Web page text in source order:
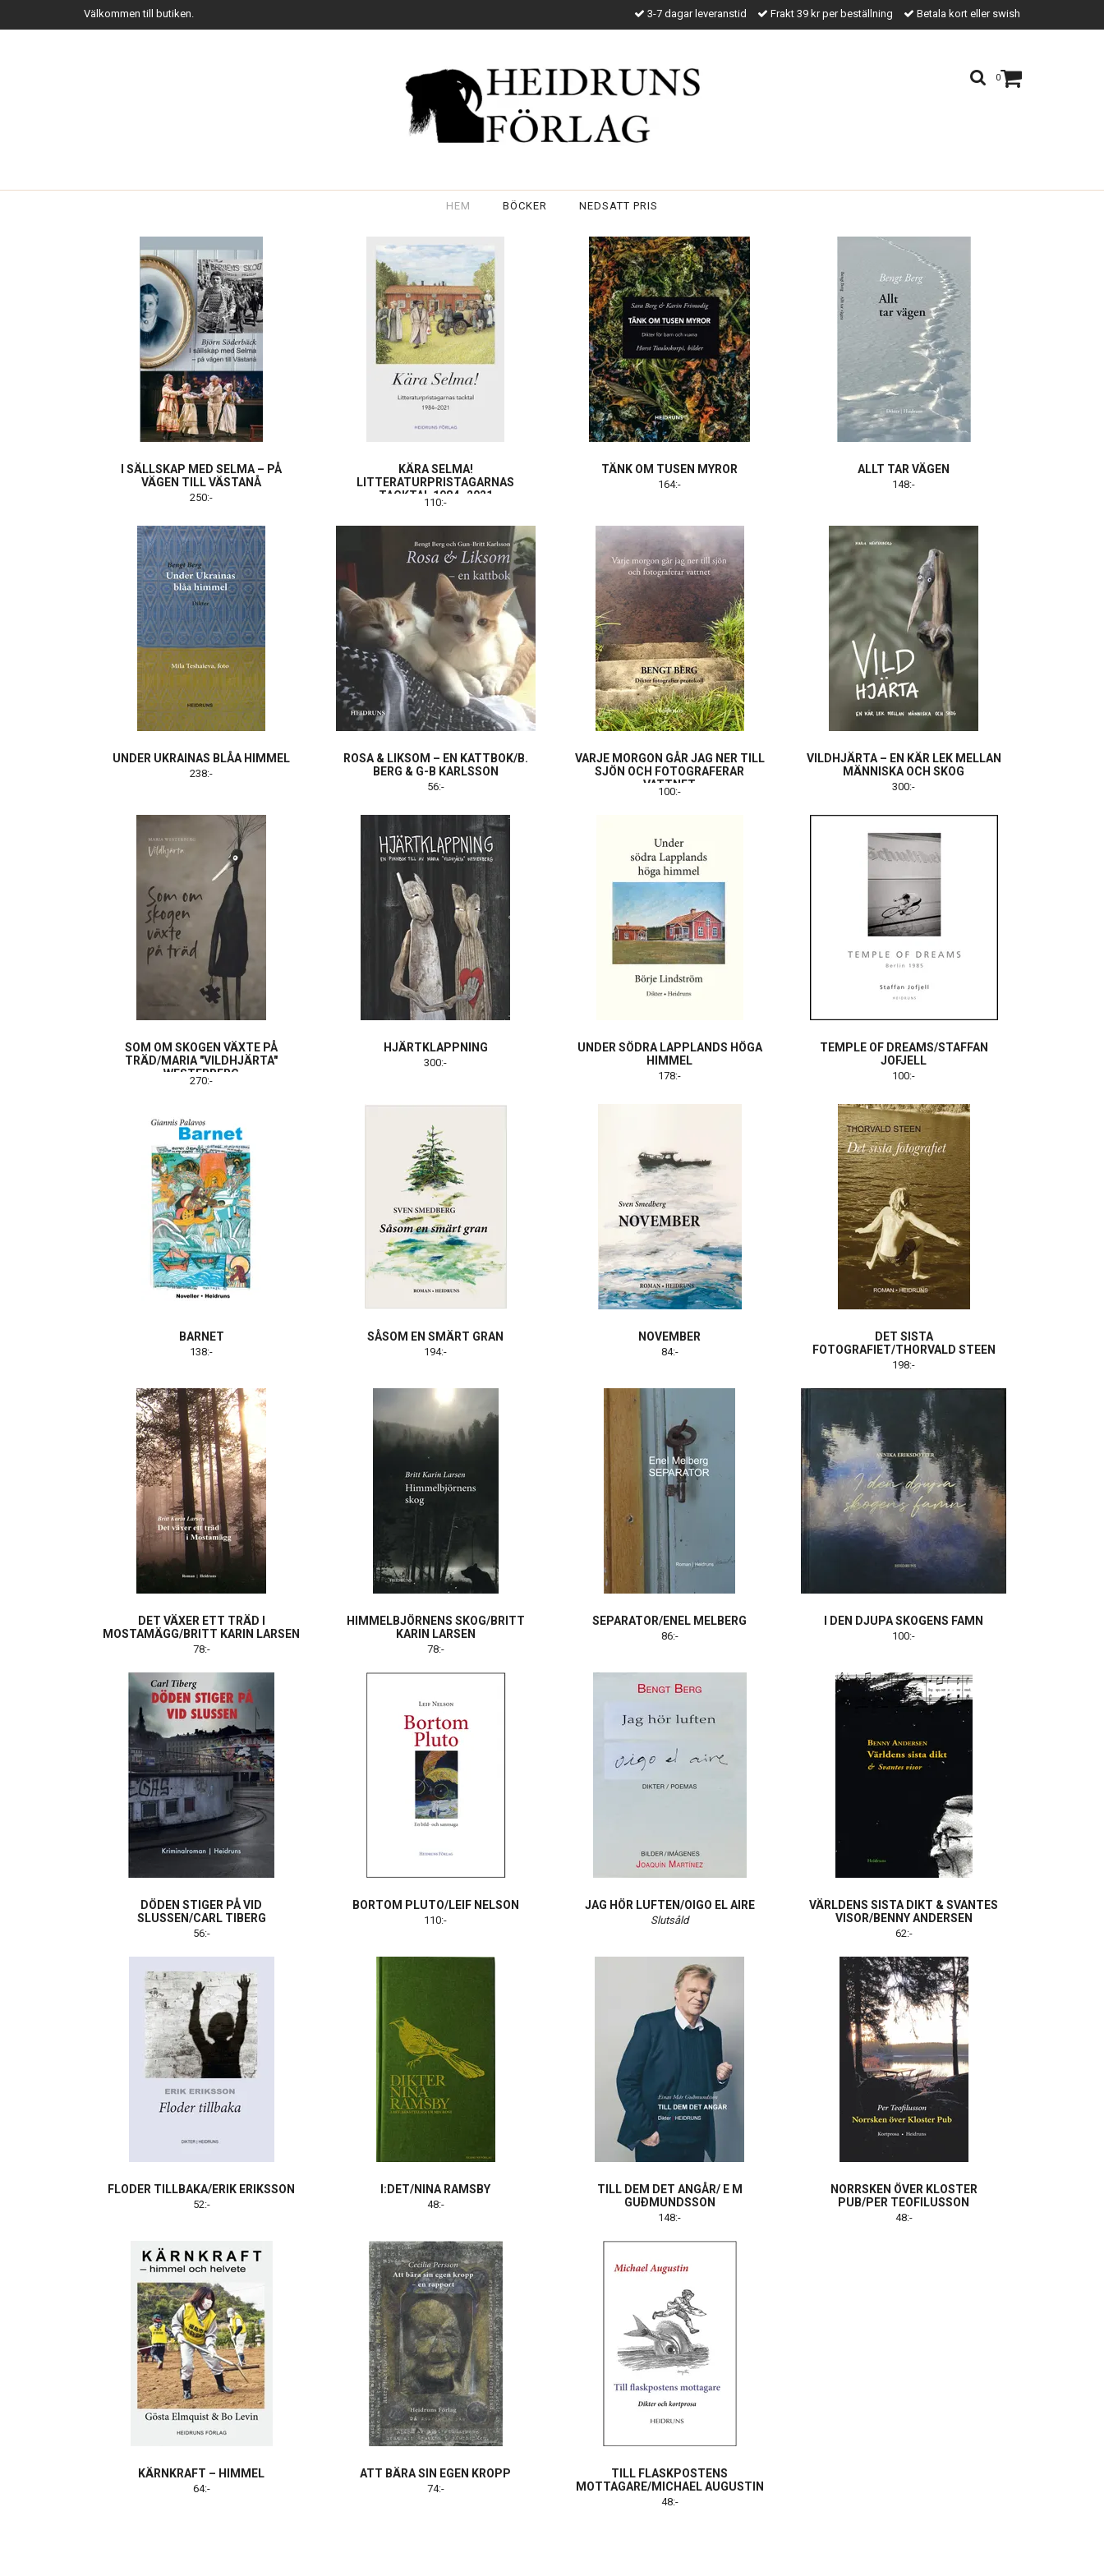
Välkommen till butiken. 3-7 dagar leveranstid Frakt 39 kr per beställning Betala kort eller swish
0
HEM BÖCKER NEDSATT PRIS
I SÄLLSKAP MED SELMA – PÅ
VÄGEN TILL VÄSTANÅ
250:-
KÄRA SELMA!
LITTERATURPRISTAGARNAS
TACKTAL 1984–2021
110:-
TÄNK OM TUSEN MYROR
164:-
ALLT TAR VÄGEN
148:-
UNDER UKRAINAS BLÅA HIMMEL
238:-
ROSA & LIKSOM – EN KATTBOK/B.
BERG & G-B KARLSSON
56:-
VARJE MORGON GÅR JAG NER TILL
SJÖN OCH FOTOGRAFERAR
VATTNET
100:-
VILDHJÄRTA – EN KÄR LEK MELLAN
MÄNNISKA OCH SKOG
300:-
SOM OM SKOGEN VÄXTE PÅ
TRÄD/MARIA "VILDHJÄRTA"
WESTERBERG
270:-
HJÄRTKLAPPNING
300:-
UNDER SÖDRA LAPPLANDS HÖGA
HIMMEL
178:-
TEMPLE OF DREAMS/STAFFAN
JOFJELL
100:-
BARNET
138:-
SÅSOM EN SMÄRT GRAN
194:-
NOVEMBER
84:-
DET SISTA
FOTOGRAFIET/THORVALD STEEN
198:-
DET VÄXER ETT TRÄD I
MOSTAMÄGG/BRITT KARIN LARSEN
78:-
HIMMELBJÖRNENS SKOG/BRITT
KARIN LARSEN
78:-
SEPARATOR/ENEL MELBERG
86:-
I DEN DJUPA SKOGENS FAMN
100:-
DÖDEN STIGER PÅ VID
SLUSSEN/CARL TIBERG
56:-
BORTOM PLUTO/LEIF NELSON
110:-
JAG HÖR LUFTEN/OIGO EL AIRE
Slutsåld
VÄRLDENS SISTA DIKT & SVANTES
VISOR/BENNY ANDERSEN
62:-
FLODER TILLBAKA/ERIK ERIKSSON
52:-
I:DET/NINA RAMSBY
48:-
TILL DEM DET ANGÅR/ E M
GUÐMUNDSSON
148:-
NORRSKEN ÖVER KLOSTER
PUB/PER TEOFILUSSON
48:-
KÄRNKRAFT – HIMMEL
64:-
ATT BÄRA SIN EGEN KROPP
74:-
TILL FLASKPOSTENS
MOTTAGARE/MICHAEL AUGUSTIN
48:-